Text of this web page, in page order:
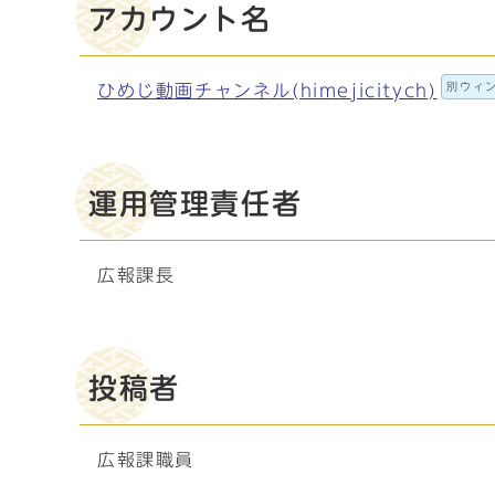
アカウント名
ひめじ動画チャンネル(himejicitych) 別ウィ
運用管理責任者
広報課長
投稿者
広報課職員